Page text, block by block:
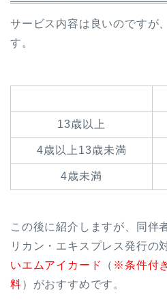
サービス内容は良いのですが
す。
13歳以上
4歳以上13歳未満
4歳未満
この後に紹介しますが、同伴
リカン・エキスプレス発行の
いエムアイカード
（ ※条件付
料）がおすすめです。